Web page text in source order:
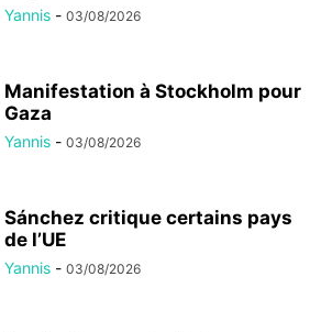
Yannis - 03/08/2026
Manifestation à Stockholm pour
Gaza
Yannis - 03/08/2026
Sánchez critique certains pays
de l’UE
Yannis - 03/08/2026